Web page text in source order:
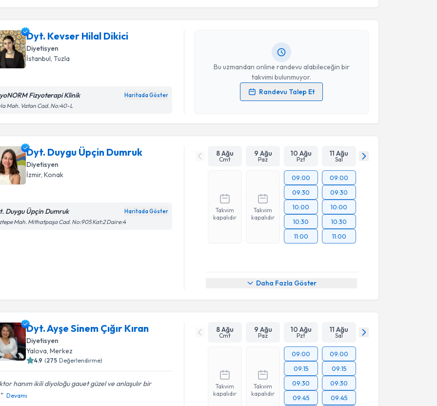
Dyt. Kevser Hilal Dikici
Diyetisyen
İstanbul , Tuzla
Fizyoterapi Klinik Haritada Göster
Mah. Vatan Cad. No:40-L
Bu uzmandan online randevu alabileceğin bir
takvimi bulunmuyor.
Randevu Talep Et
Kişisel verilerimin işlenmesine ilişkinAydınlatma Metni
Takvim Talebini Gönder
Dyt. Duygu Üpçin Dumruk
Diyetisyen
İzmir, Konak
Duygu Üpçin Dumruk Haritada Göster
Mah. Mithatpaşa Cad. No:905 Kat:2 Daire:4
8 Ağu
Cmt
9 Ağu
Paz
10 Ağu
Pzt
11 Ağu
Sal
Takvim
kapalıdır
Takvim
kapalıdır
09:00
09:30
10:00
10:30
11:00
09:00
09:30
10:00
10:30
11:00
Daha Fazla Göster
Dyt. Ayşe Sinem Çığır Kıran
Diyetisyen
Yalova, Merkez
4.9 (275 Değerlendirme)
hanım ikili diyoloğu gauet güzel ve anlaşulır bir
Devamı
8 Ağu
Cmt
9 Ağu
Paz
10 Ağu
Pzt
11 Ağu
Sal
Takvim
kapalıdır
Takvim
kapalıdır
09:00
09:15
09:30
09:45
09:00
09:15
09:30
09:45